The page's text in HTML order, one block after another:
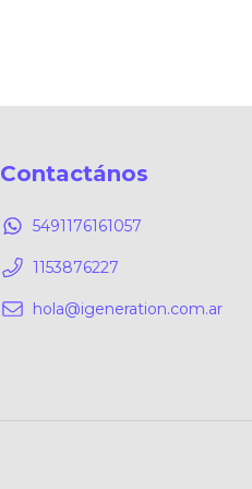
Contactános
5491176161057
1153876227
hola@igeneration.com.ar